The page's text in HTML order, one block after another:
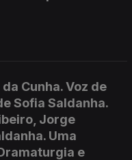
Cunha. Voz de
Sofia Saldanha.
Jorge
Uma
e